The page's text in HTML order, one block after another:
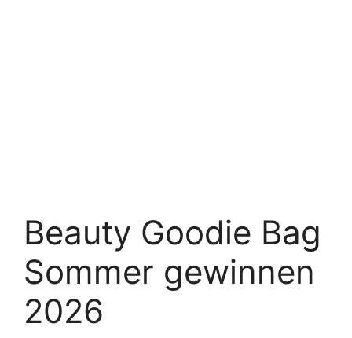
Beauty Goodie Bag
Sommer gewinnen
2026